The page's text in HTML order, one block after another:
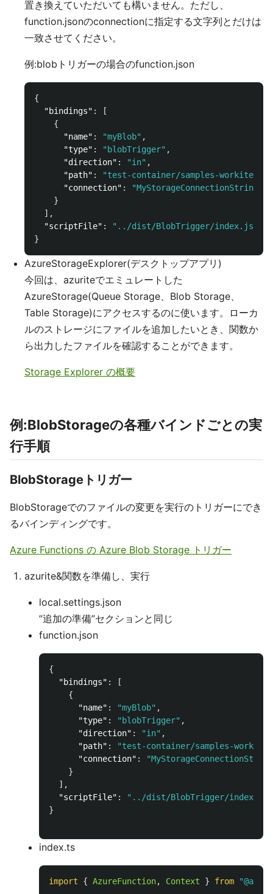
置き換えていただいても構いません。ただし、
function.jsonのconnectionに指定する文字列とだけは
一致させてください。
例:blobトリガーの場合のfunction.json
{
"bindings" :
[
{
"name" : "myBlob" ,
"type" : "blobTrigger" ,
"direction" : "in" ,
"path" :
"test-container/samples-workitems/
"connection" : "MyStorageConnectionString"
}
],
"scriptFile" :
"../dist/BlobTrigger/index.js"
}
AzureStorageExplorer(デスクトップアプリ)
今回は、azuriteでエミュレートした
AzureStorage(Queue Storage、Blob Storage、
Table Storage)にアクセスするのに使います。ローカ
ルのストレージにファイルを追加したいとき、関数か
ら出力したファイルを確認することができます。
Storage Explorer の概要
例:BlobStorageの各種バインドごとの実
行手順
BlobStorageトリガー
BlobStorageでのファイルの変更を実行のトリガーにでき
るバインディングです。
Azure Functions の Azure Blob Storage トリガー
azurite&関数を準備し、実行
local.settings.json
”追加の準備”セクションと同じ
function.json
{
"bindings" :
[
{
"name" : "myBlob" ,
"type" : "blobTrigger" ,
"direction" : "in" ,
"path" :
"test-container/samples-
"connection" :
}
],
"scriptFile" :
"../dist/BlobTrigger/index.js"
}
index.ts
import { AzureFunction, Context } from "